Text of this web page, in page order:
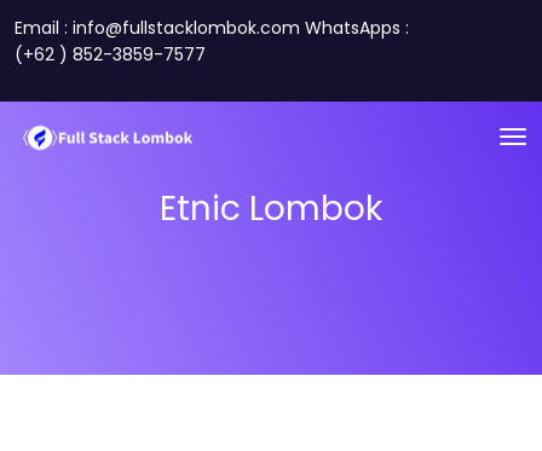
Email : info@fullstacklombok.com WhatsApps :
(+62 ) 852-3859-7577
Etnic Lombok